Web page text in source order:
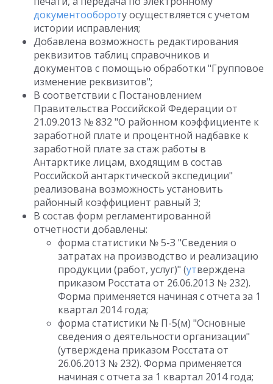
документообороту осуществляется с учетом
истории исправления;
Добавлена возможность редактирования
реквизитов таблиц справочников и
документов с помощью обработки "Групповое
изменение реквизитов";
В соответствии с Постановлением
Правительства Российской Федерации от
21.09.2013 № 832 "О районном коэффициенте к
заработной плате и процентной надбавке к
заработной плате за стаж работы в
Антарктике лицам, входящим в состав
Российской антарктической экспедиции"
реализована возможность установить
районный коэффициент равный 3;
В состав форм регламентированной
отчетности добавлены:
форма статистики № 5-З "Сведения о
затратах на производство и реализацию
продукции (работ, услуг)" (утверждена
приказом Росстата от 26.06.2013 № 232).
Форма применяется начиная с отчета за 1
квартал 2014 года;
форма статистики № П-5(м) "Основные
сведения о деятельности организации"
(утверждена приказом Росстата от
26.06.2013 № 232). Форма применяется
начиная с отчета за 1 квартал 2014 года;